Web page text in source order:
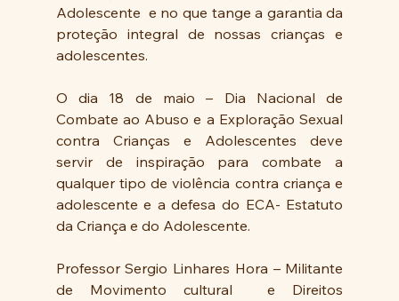
Adolescente  e no que tange a garantia da
proteção integral de nossas crianças e
adolescentes.
O dia 18 de maio – Dia Nacional de
Combate ao Abuso e a Exploração Sexual
contra Crianças e Adolescentes deve
servir de inspiração para combate a
qualquer tipo de violência contra criança e
adolescente e a defesa do ECA- Estatuto
da Criança e do Adolescente.
Professor Sergio Linhares Hora – Militante
de Movimento cultural  e Direitos